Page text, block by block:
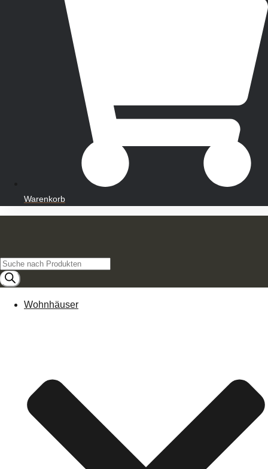
Warenkorb
Products
search
Wohnhäuser